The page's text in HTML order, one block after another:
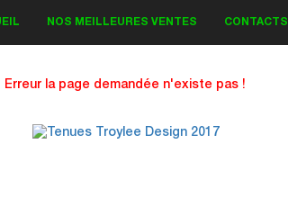
NOS MEILLEURES VENTES CONTACTS
Erreur la page demandée n'existe pas !